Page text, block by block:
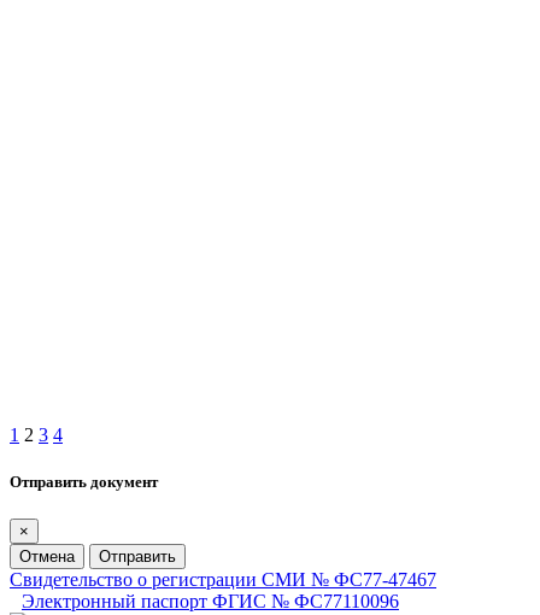
1 2 3 4
Отправить документ
×
Отмена
Отправить
Свидетельство о регистрации СМИ № ФС77-47467
Электронный паспорт ФГИС № ФС77110096